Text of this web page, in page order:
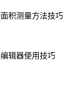
积测量方法技巧
辑器使用技巧